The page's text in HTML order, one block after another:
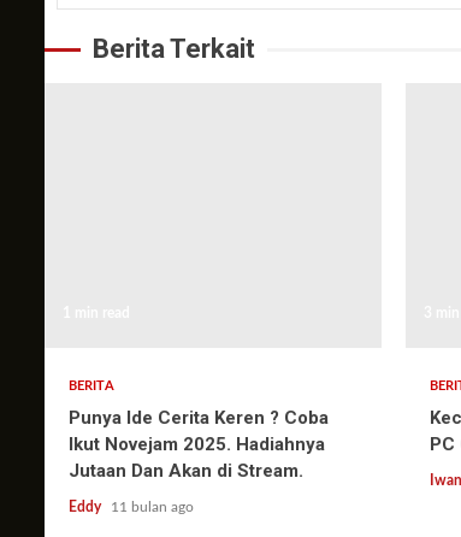
Berita Terkait
BERITA
Punya Ide Cerita Keren ? Coba
Ikut Novejam 2025. Hadiahnya
Jutaan Dan Akan di Stream.
Eddy 11 bulan ago
PC
Iwan